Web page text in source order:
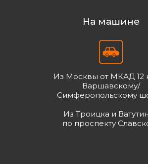
На машине
Из Москвы от МКАД 12
Варшавскому/
Симферопольскому
Из Троицка и
по проспекту